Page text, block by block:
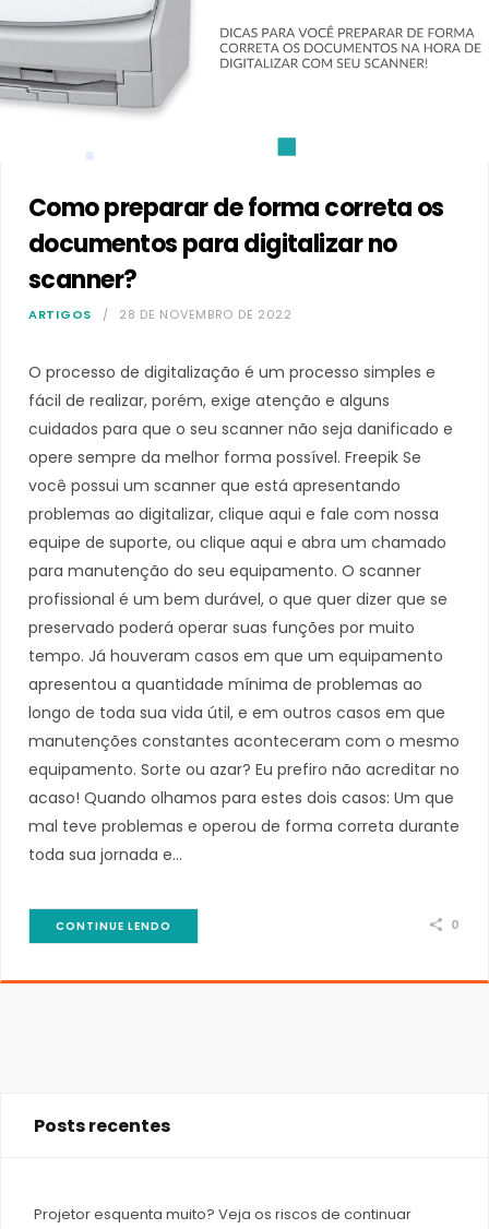
Como preparar de forma correta os
documentos para digitalizar no
scanner?
ARTIGOS 28 DE NOVEMBRO DE 2022
O processo de digitalização é um processo simples e
fácil de realizar, porém, exige atenção e alguns
cuidados para que o seu scanner não seja danificado e
opere sempre da melhor forma possível. Freepik Se
você possui um scanner que está apresentando
problemas ao digitalizar, clique aqui e fale com nossa
equipe de suporte, ou clique aqui e abra um chamado
para manutenção do seu equipamento. O scanner
profissional é um bem durável, o que quer dizer que se
preservado poderá operar suas funções por muito
tempo. Já houveram casos em que um equipamento
apresentou a quantidade mínima de problemas ao
longo de toda sua vida útil, e em outros casos em que
manutenções constantes aconteceram com o mesmo
equipamento. Sorte ou azar? Eu prefiro não acreditar no
acaso! Quando olhamos para estes dois casos: Um que
mal teve problemas e operou de forma correta durante
toda sua jornada e…
CONTINUE LENDO 0
Posts recentes
Projetor esquenta muito? Veja os riscos de continuar